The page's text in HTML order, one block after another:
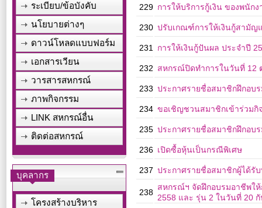
ระเบียบ/ข้อบังคับ
นโยบายต่างๆ
ดาวน์โหลดแบบฟอร์ม
เอกสารเวียน
วารสารสหกรณ์
ภาพกิจกรรม
LINK สหกรณ์อื่น
ติดต่อสหกรณ์
บุคลากร
โครงสร้างบริหาร
229 การให้บริการกู้เงิน ของพนัก
230 ปรับเกณฑ์การให้เงินกู้สามัญ
231 การให้เงินกู้ปันผล ประจำปี
232 สหกรณ์ปิดทำการในวันที่ 12
233 ประกาศรายชื่อสมาชิกฝึกอบ
234 ขอเชิญชวนสมาชิกเข้าร่วมกิ
235 ประกาศรายชื่อสมาชิกฝึกอบ
236 เปิดซื้อหุ้นเป็นกรณีพิเศษ
237 ประกาศรายชื่อสมาชิกผู้ได้รั
238
สหกรณ์ฯ จัดฝึกอบรมอาชีพให้
2558 และ รุ่น 2 ในวันที่ 20